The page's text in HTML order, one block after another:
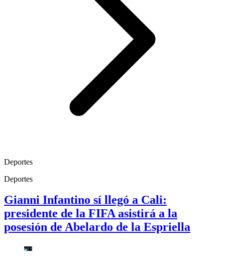
Deportes
Deportes
Gianni Infantino sí llegó a Cali:
presidente de la FIFA asistirá a la
posesión de Abelardo de la Espriella